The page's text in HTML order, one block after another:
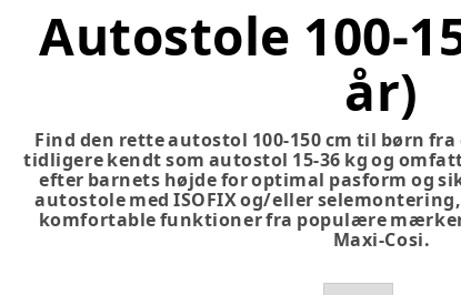
Autostole 100-
år)
Find den rette autostol 100-150 cm til børn
tidligere kendt som autostol 15-36 kg og
efter barnets højde for optimal pasform og
autostole med ISOFIX og/eller
komfortable funktioner fra populære mærker
Maxi-Cosi.